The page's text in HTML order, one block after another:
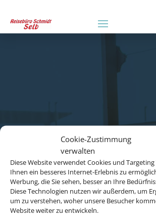
Cookie-Zustimmung
verwalten
Diese Website verwendet Cookies und
Ihnen ein besseres Internet-Erlebnis zu
Werbung, die Sie sehen, besser an Ihre
Diese Technologien nutzen wir außerdem, um
um zu verstehen, woher unsere Besucher
Website weiter zu entwickeln.